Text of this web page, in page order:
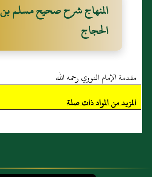
المنهاج شرح صحيح مسلم بن
الحجاج
مقدمة الإمام النووي رحمه الله
المزيد من المواد ذات صلة